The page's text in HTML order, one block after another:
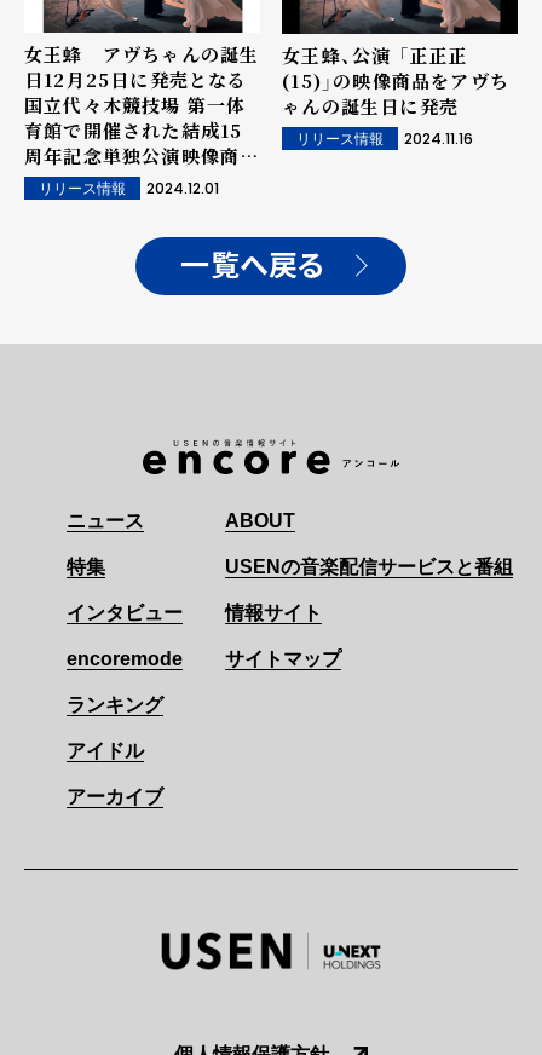
女王蜂 アヴちゃんの誕生
日12月25日に発売となる
国立代々木競技場 第一体
育館で開催された結成15
周年記念単独公演映像商品
の全曲ダイジェスト映像を
公開。
リリース情報 2024.12.01
女王蜂、公演 「正正正
(15)」の映像商品をアヴち
ゃんの誕生日に発売
リリース情報 2024.11.16
一覧へ戻る
ニュース
特集
インタビュー
encoremode
ランキング
アイドル
アーカイブ
ABOUT
USENの音楽配信サービスと番組
情報サイト
サイトマップ